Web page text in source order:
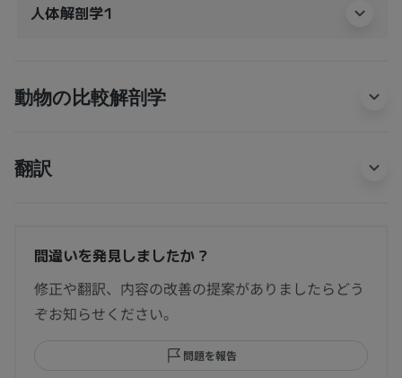
人体解剖学1
動物の比較解剖学
翻訳
間違いを発見しましたか？
修正や翻訳、内容の改善の提案がありましたらどう
ぞお知らせください。
問題を報告